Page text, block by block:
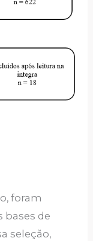
foram
bases de
seleção,